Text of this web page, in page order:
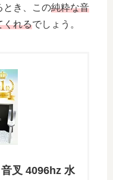
とき、この純粋な音
くれるでしょう。
叉 4096hz 水